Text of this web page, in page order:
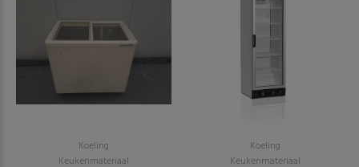
Koeling
Keukenmateriaal
Koeling
Keukenmateriaal